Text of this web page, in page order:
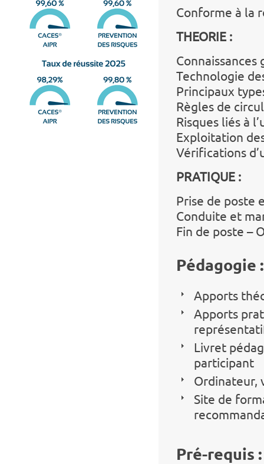
Conforme à la
THEORIE :
Connaissances
Technologie
Principaux
Règles de
Risques liés à
Exploitation
Vérifications
PRATIQUE :
Prise de poste
Conduite et
Fin de poste –
Pédagogie :
Apports
Apports
Livret
participant
Ordinateur,
Site de
Pré-requis :